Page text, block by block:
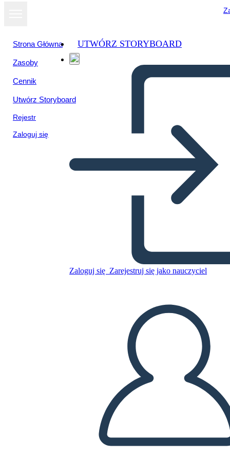
Strona Główna
Zasoby
Cennik
Utwórz Storyboard
Rejestr
Zaloguj się
UTWÓRZ STORYBOARD
Zaloguj się Zarejestruj się jako nauczyciel
Skopiuj tę scenorys
ODTWARZANIE POKAZU SLAJDÓW
PRZECZYTAJ MI